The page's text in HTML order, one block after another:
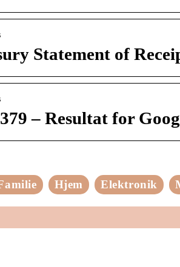
Statement of
– Resultat for
Hjem Elektronik